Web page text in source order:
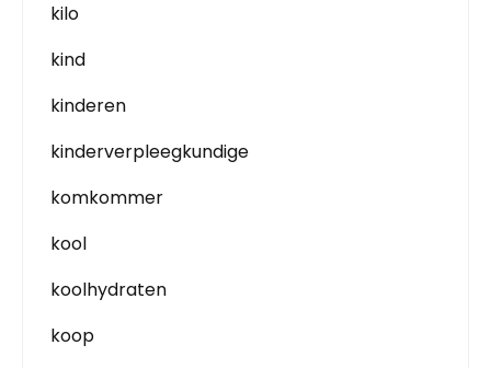
kilo
kind
kinderen
kinderverpleegkundige
komkommer
kool
koolhydraten
koop